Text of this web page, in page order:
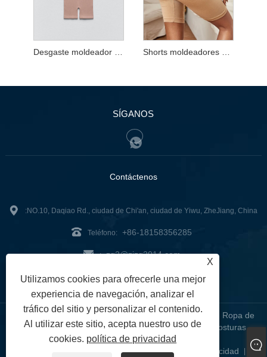
Desgaste moldeador delgado liso sin costuras Shorts moldeadores de cintura sin costuras
SÍGANOS
Contáctenos
:NO.10, Daqiao Rd., ciudad de Chi'an, ciudad de Yiwu, ZheJiang, China
Teléfono: +86-18158356285
: zg2@zjzg2014.com
Fax: +86-579-89979099
Copyright © 2024 ZheJiangZhuoGu Clothing Co., Ltd. - Ropa de
yoga sin costuras, sujetador sin costuras, mallas sin costuras -
Todos los derechos reservados
| XML | política de privacidad
X
Utilizamos cookies para ofrecerle una mejor
experiencia de navegación, analizar el
tráfico del sitio y personalizar el contenido.
Al utilizar este sitio, acepta nuestro uso de
cookies. política de privacidad